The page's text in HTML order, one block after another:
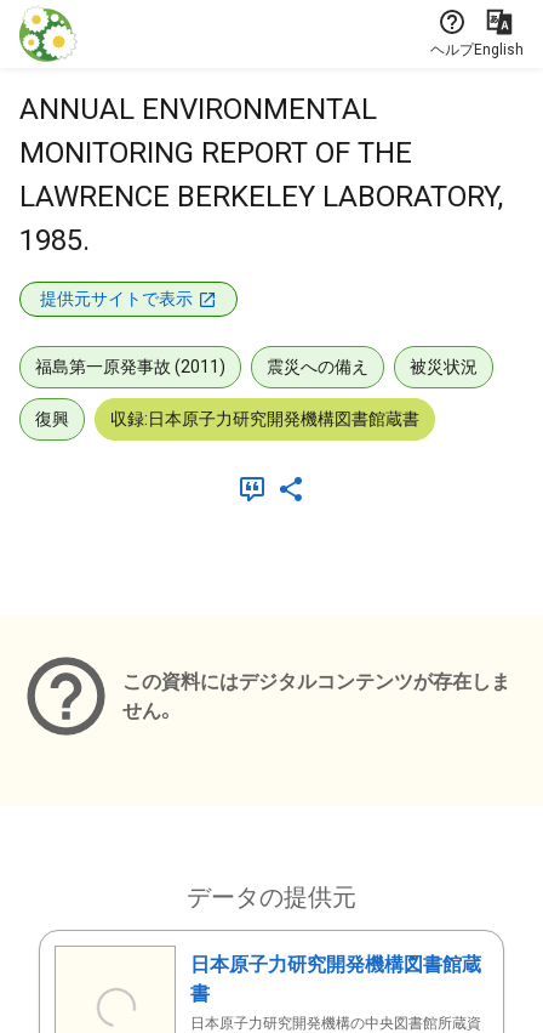
本文に飛ぶ
ヘルプEnglish
ANNUAL ENVIRONMENTAL
MONITORING REPORT OF THE
LAWRENCE BERKELEY LABORATORY,
1985.
提供元サイトで表示
福島第一原発事故 (2011) 震災への備え 被災状況
復興 収録:日本原子力研究開発機構図書館蔵書
この資料にはデジタルコンテンツが存在しま
せん。
データの提供元
日本原子力研究開発機構図書館蔵
書
日本原子力研究開発機構の中央図書館所蔵資